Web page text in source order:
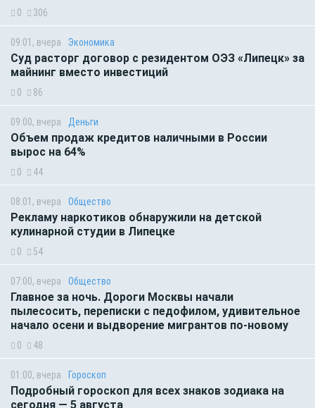
0 306
09:01, вчера Экономика
Суд расторг договор с резидентом ОЭЗ «Липецк» за
майнинг вместо инвестиций
0 86
09:00, вчера Деньги
Объем продаж кредитов наличными в России
вырос на 64%
0 44
08:01, вчера Общество
Рекламу наркотиков обнаружили на детской
кулинарной студии в Липецке
0 54
07:00, вчера Общество
Главное за ночь. Дороги Москвы начали
пылесосить, переписки с педофилом, удивительное
начало осени и выдворение мигрантов по-новому
0 48
01:00, вчера Гороскоп
Подробный гороскоп для всех знаков зодиака на
сегодня — 5 августа